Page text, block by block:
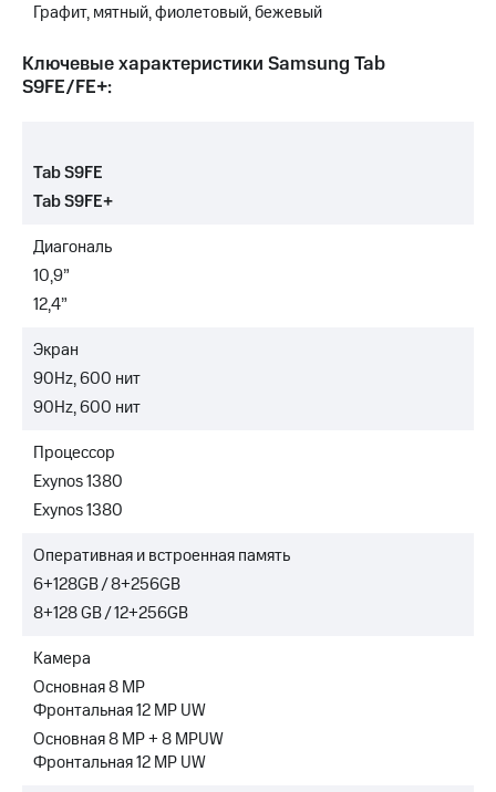
Графит, мятный, фиолетовый, бежевый
Ключевые характеристики Samsung Tab
S9FE/FE+:
Tab S9FE
Tab S9FE+
Диагональ
10,9”
12,4”
Экран
90Hz, 600 нит
90Hz, 600 нит
Процессор
Exynos 1380
Exynos 1380
Оперативная и встроенная память
6+128GB / 8+256GB
8+128 GB / 12+256GB
Камера
Основная 8 MP
Фронтальная 12 MP UW
Основная 8 MP + 8 MPUW
Фронтальная 12 MP UW